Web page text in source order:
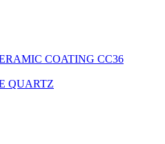
COATING CC36
QUARTZ